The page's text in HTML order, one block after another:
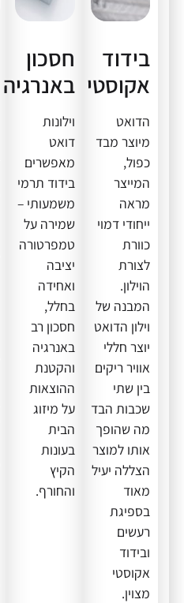
בידוד
אקוסטי
הדואט
מיוצר מבד
כפול,
המייצר
מראה
ייחודי דמוי
כוורת
לצורת
הוילון.
המבנה של
וילון הדואט
יוצר חללי
אוויר ריקים
בין שתי
שכבות הבד
מה שהופך
אותו למוצר
הצללה יעיל
מאוד
בספיגת
רעשים
ובידוד
אקוסטי
מצוין.
חסכון
באנרגיה
וילונות
דואט
מאפשרים
בידוד תרמי
משמעותי –
שמירה על
טמפרטורה
יציבה
ואחידה
בחלל,
חסכון רב
באנרגיה
והקטנת
ההוצאות
על מיזוג
הבית
בעונות
הקיץ
והחורף.